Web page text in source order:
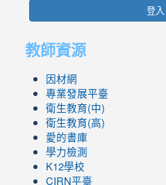
登入
教師資源
因材網
專業發展平臺
衛生教育(中)
衛生教育(高)
愛的書庫
學力檢測
K12學校
CIRN平臺